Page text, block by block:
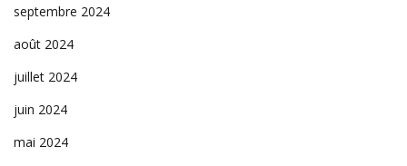
septembre 2024
août 2024
juillet 2024
juin 2024
mai 2024